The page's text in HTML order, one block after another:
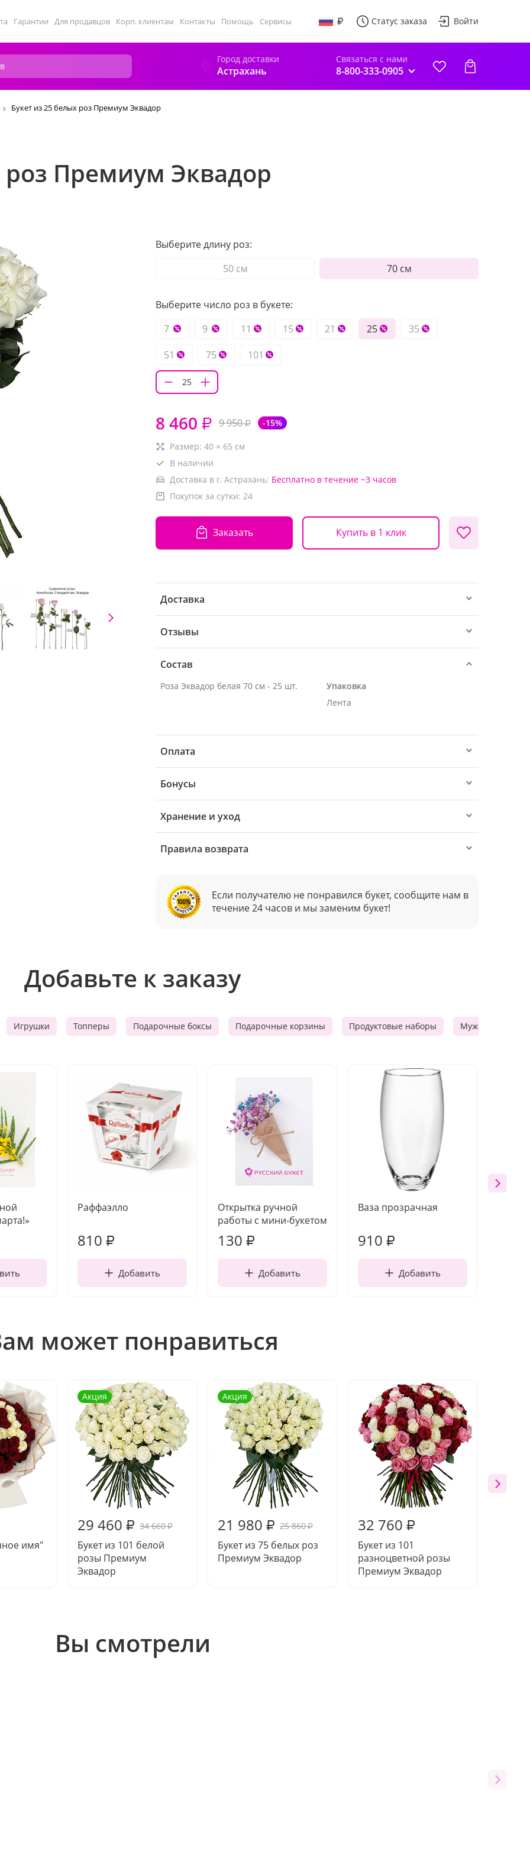
Гарантии Для продавцов Корп. клиентам Контакты Помощь Сервисы Статус заказа Войти
Город доставки
Астрахань
Связаться с нами
8-800-333-0905
Букет из 25 белых роз Премиум Эквадор
роз Премиум Эквадор
Выберите длину роз:
50 см
70 см
Выберите число роз в букете:
7
9 11 15 21 25
35
51
75 101
8 460 ₽ 9 950₽ -15%
Размер: 40 × 65 см
В наличии
Доставка в г. Астрахань: Бесплатно в течение ~3 часов
Покупок за сутки: 24
Заказать Купить в 1 клик
Доставка
Отзывы
Состав
Роза Эквадор белая 70 см - 25 шт.
Упаковка
Лента
Оплата
Бонусы
Хранение и уход
Правила возврата
Если получателю не понравился букет, сообщите нам в
течение 24 часов и мы заменим букет!
Добавьте к заказу
Игрушки Топперы Подарочные боксы Подарочные корзины Продуктовые наборы Мужские
Раффаэлло
810 ₽
Добавить
Открытка ручной
работы с мини-букетом
130 ₽
Добавить
Ваза прозрачная
910 ₽
Добавить
может понравиться
имя"
Акция
29 460 ₽ 34 660₽
Букет из 101 белой
розы Премиум
Эквадор
Акция
21 980 ₽ 25 860₽
Букет из 75 белых роз
Премиум Эквадор
32 760 ₽
Букет из 101
разноцветной розы
Премиум Эквадор
Вы смотрели